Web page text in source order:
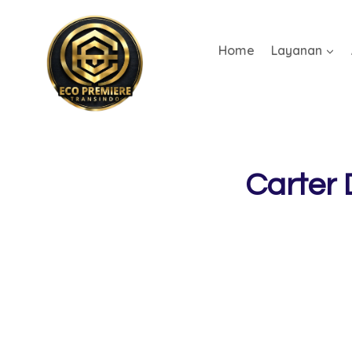
Home Layanan
Carter